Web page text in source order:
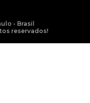
- Brasil
reservados!